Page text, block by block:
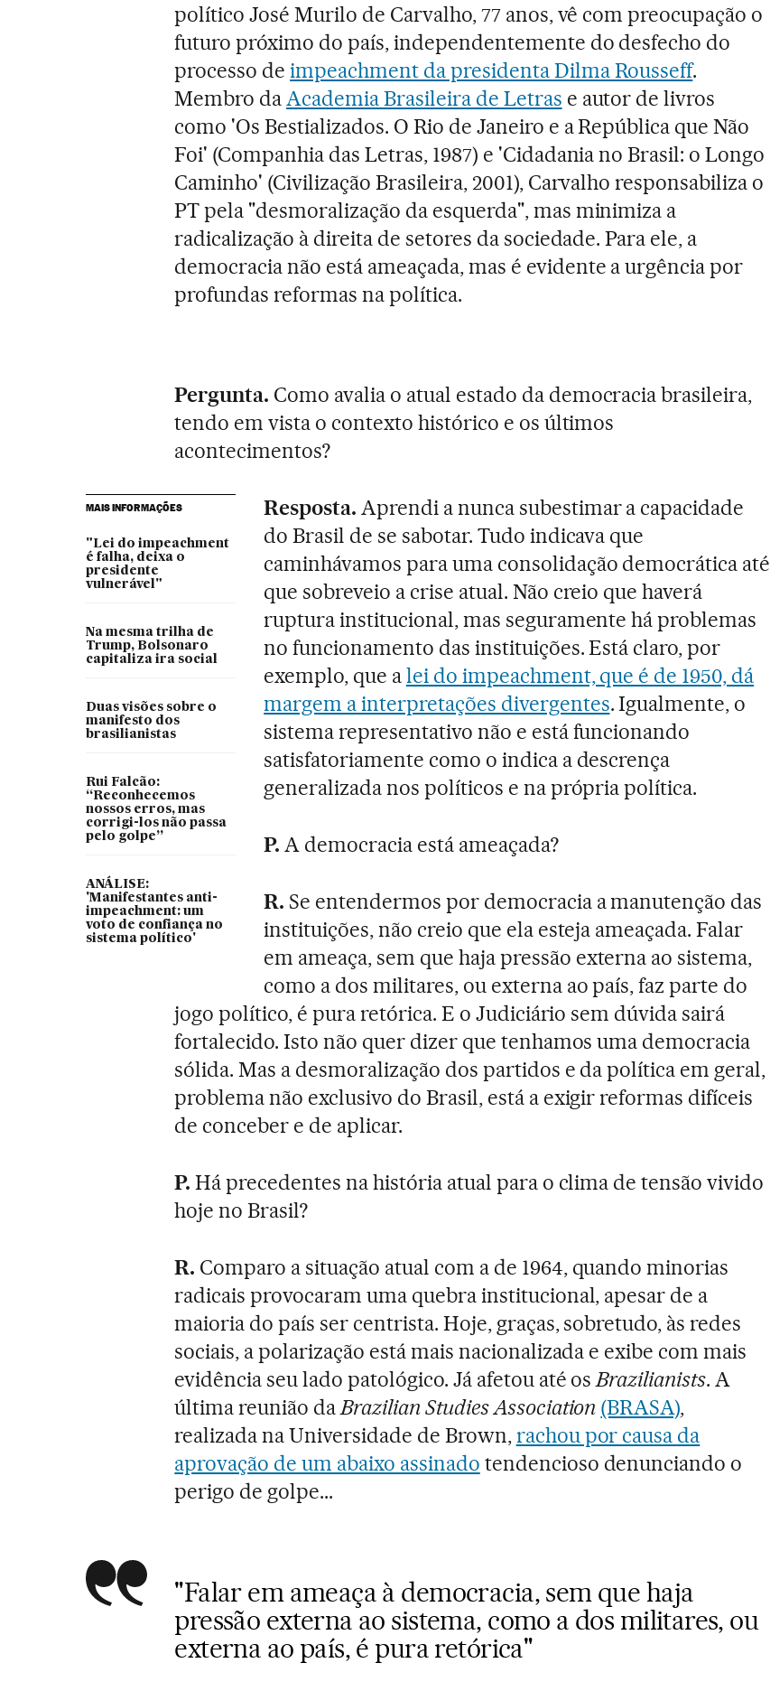
político José Murilo de Carvalho, 77 anos, vê com preocupação o
futuro próximo do país, independentemente do desfecho do
processo deimpeachment da presidenta Dilma Rousseff.
Membro daAcademia Brasileira de Letras e autor de livros
como 'Os Bestializados. O Rio de Janeiro e a República que Não
Foi' (Companhia das Letras, 1987) e 'Cidadania no Brasil: o Longo
Caminho' (Civilização Brasileira, 2001), Carvalho responsabiliza o
PT pela "desmoralização da esquerda", mas minimiza a
radicalização à direita de setores da sociedade. Para ele, a
democracia não está ameaçada, mas é evidente a urgência por
profundas reformas na política.
Pergunta. Como avalia o atual estado da democracia brasileira,
tendo em vista o contexto histórico e os últimos
acontecimentos?
MAIS INFORMAÇÕES
"Lei do impeachment
é falha, deixa o
presidente
vulnerável"
Na mesma trilha de
Trump, Bolsonaro
capitaliza ira social
Duas visões sobre o
manifesto dos
brasilianistas
Rui Falcão:
“Reconhecemos
nossos erros, mas
corrigi-los não passa
pelo golpe”
ANÁLISE:
'Manifestantes anti-
impeachment: um
voto de confiança no
sistema político'
Resposta. Aprendi a nunca subestimar a capacidade
do Brasil de se sabotar. Tudo indicava que
caminhávamos para uma consolidação democrática até
que sobreveio a crise atual. Não creio que haverá
ruptura institucional, mas seguramente há problemas
no funcionamento das instituições. Está claro, por
exemplo, que alei do impeachment, que é de 1950, dá
margem a interpretações divergentes. Igualmente, o
sistema representativo não e está funcionando
satisfatoriamente como o indica a descrença
generalizada nos políticos e na própria política.
P. A democracia está ameaçada?
R. Se entendermos por democracia a manutenção das
instituições, não creio que ela esteja ameaçada. Falar
em ameaça, sem que haja pressão externa ao sistema,
como a dos militares, ou externa ao país, faz parte do
jogo político, é pura retórica. E o Judiciário sem dúvida sairá
fortalecido. Isto não quer dizer que tenhamos uma democracia
sólida. Mas a desmoralização dos partidos e da política em geral,
problema não exclusivo do Brasil, está a exigir reformas difíceis
de conceber e de aplicar.
P. Há precedentes na história atual para o clima de tensão vivido
hoje no Brasil?
R. Comparo a situação atual com a de 1964, quando minorias
radicais provocaram uma quebra institucional, apesar de a
maioria do país ser centrista. Hoje, graças, sobretudo, às redes
sociais, a polarização está mais nacionalizada e exibe com mais
evidência seu lado patológico. Já afetou até osBrazilianists. A
última reunião daBrazilian Studies Association (BRASA),
realizada na Universidade de Brown,rachou por causa da
aprovação de um abaixo assinado tendencioso denunciando o
perigo de golpe...
"Falar em ameaça à democracia, sem que haja
pressão externa ao sistema, como a dos militares, ou
externa ao país, é pura retórica"